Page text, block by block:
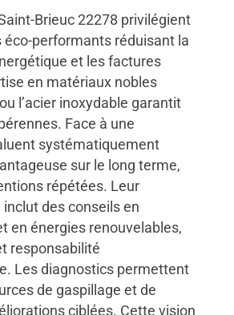
Brieuc 22278 privilégient
performants réduisant la
et les factures
en matériaux nobles
l’acier inoxydable garantit
Face à une
systématiquement
sur le long terme,
répétées. Leur
des conseils en
en énergies renouvelables,
responsabilité
Les diagnostics permettent
de gaspillage et de
ciblées. Cette vision